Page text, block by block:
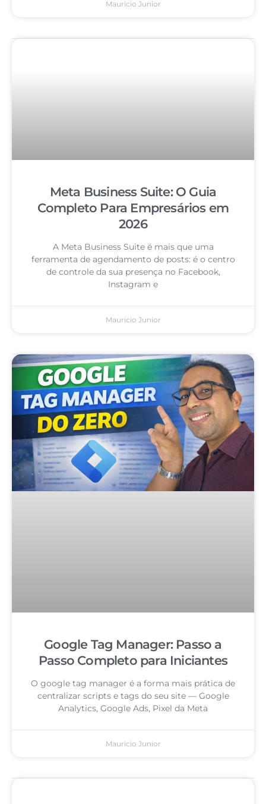
Mauricio Junior
Meta Business Suite: O Guia
Completo Para Empresários em
2026
A Meta Business Suite é mais que uma
ferramenta de agendamento de posts: é o centro
de controle da sua presença no Facebook,
Instagram e
Mauricio Junior
Google Tag Manager: Passo a
Passo Completo para Iniciantes
O google tag manager é a forma mais prática de
centralizar scripts e tags do seu site — Google
Analytics, Google Ads, Pixel da Meta
Mauricio Junior